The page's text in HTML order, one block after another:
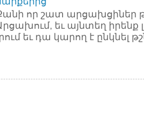
որ շատ արցախցիներ
եւ այնտեղ իրենք
եւ դա կարող է ընկնել